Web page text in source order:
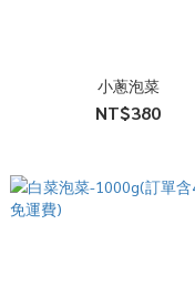
小蔥泡菜
NT$380